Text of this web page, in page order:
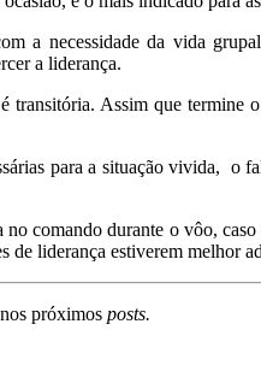
a necessidade da vida
a liderança.
transitória. Assim que
para a situação vivida,
comando durante o vôo,
liderança estiverem melhor
próximos posts.